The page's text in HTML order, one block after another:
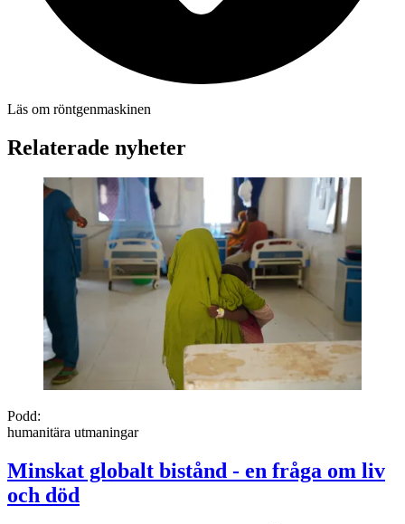
Läs om röntgenmaskinen
Relaterade nyheter
Podd:
humanitära utmaningar
Minskat globalt bistånd - en fråga om liv
och död